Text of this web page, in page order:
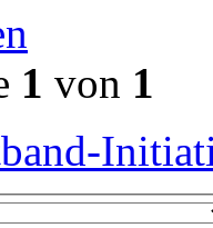
1 von 1